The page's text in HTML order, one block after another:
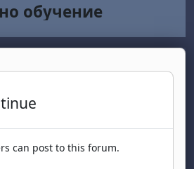
обучение
can post to this forum.